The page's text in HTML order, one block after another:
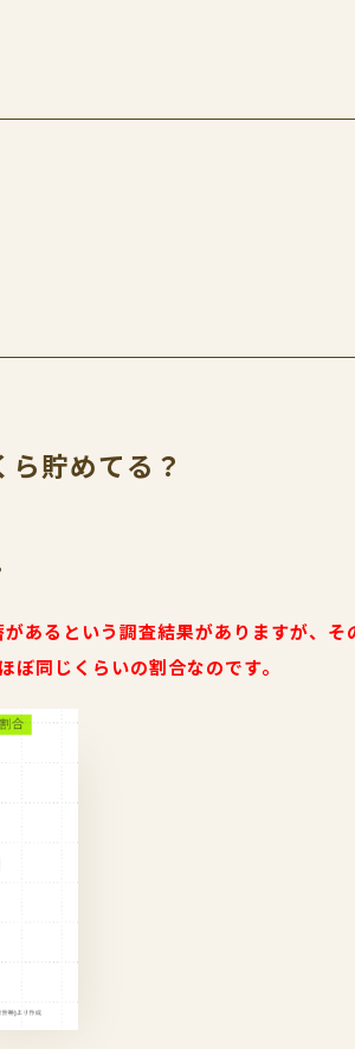
貯めてる？
あるという調査結果がありますが、そ
同じくらいの割合なのです。